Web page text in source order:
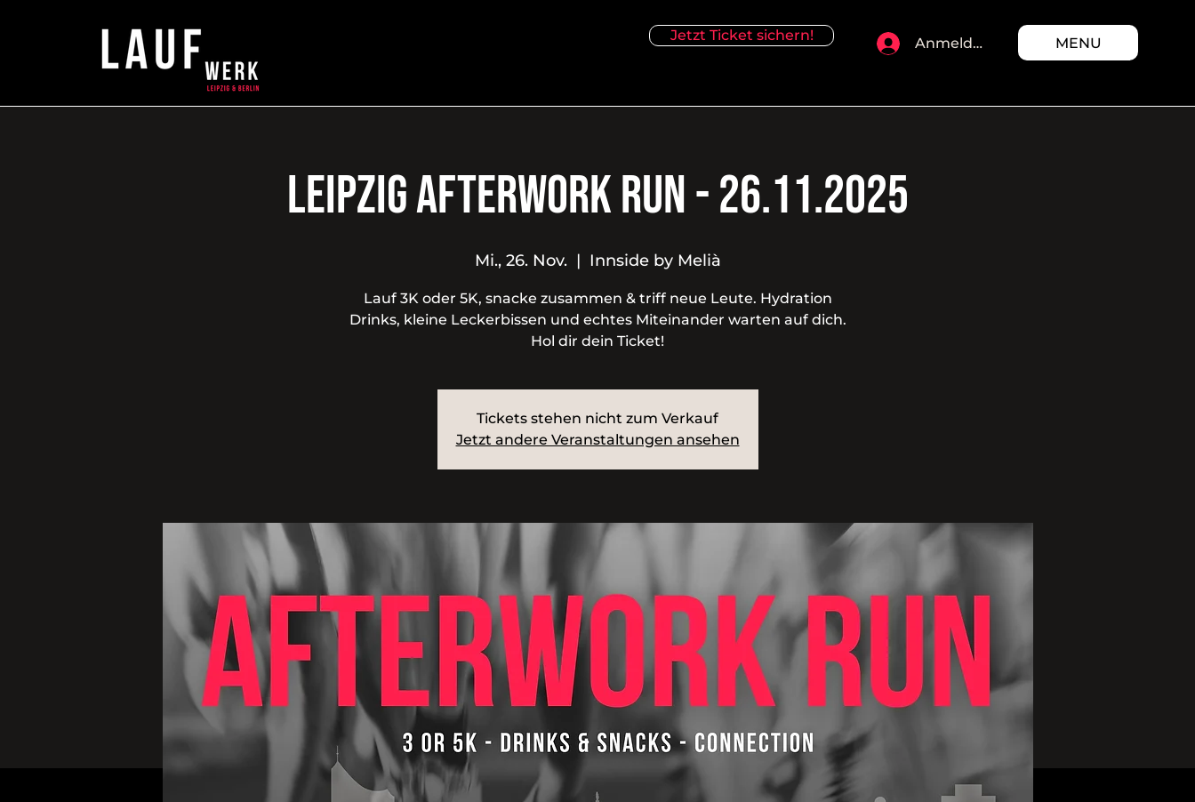
Jetzt Ticket sichern! Anmelden MENU
Leipzig Afterwork Run - 26.11.2025
Mi., 26. Nov.
  |
Innside by Melià
Lauf 3K oder 5K, snacke zusammen & triff neue Leute. Hydration
Drinks, kleine Leckerbissen und echtes Miteinander warten auf dich.
Hol dir dein Ticket!
Tickets stehen nicht zum Verkauf
Jetzt andere Veranstaltungen ansehen